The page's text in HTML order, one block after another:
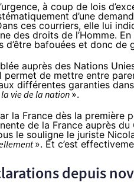
à coup de lois
d’une
ces courriers, elle lui
des droits de l’Homme.
d’être bafouées et donc de
auprès des Nations
permet de mettre entre
différentes garanties
vie de la nation».
la France dès la première
de la France auprès
le souligne le juriste
». Et c’est
depuis